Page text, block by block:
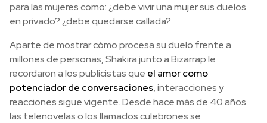
para las mujeres como: ¿debe vivir una mujer sus duelos
en privado? ¿debe quedarse callada?
Aparte de mostrar cómo procesa su duelo frente a
millones de personas, Shakira junto a Bizarrap le
recordaron a los publicistas que el amor como
potenciador de conversaciones, interacciones y
reacciones sigue vigente. Desde hace más de 40 años
las telenovelas o los llamados culebrones se